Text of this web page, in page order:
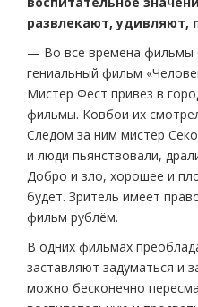
развлекают, удивляют,
— Во все времена фильмы
гениальный фильм
Мистер Фёст привёз в
фильмы. Ковбои их
Следом за ним мистер
и люди пьянствовали,
Добро и зло, хорошее и
будет. Зритель имеет
фильм рублём.
В одних фильмах
заставляют задуматься и
можно бесконечно